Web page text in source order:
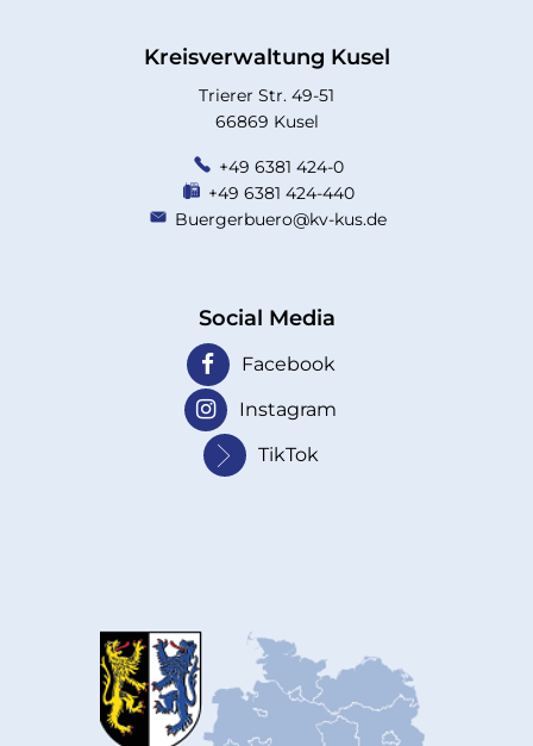
Kreisverwaltung Kusel
Trierer Str. 49-51
66869 Kusel
+49 6381 424-0
+49 6381 424-440
Buergerbuero@kv-kus.de
Social Media
Facebook
Instagram
TikTok